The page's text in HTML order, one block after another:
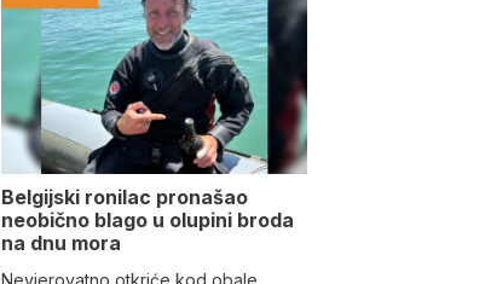
Belgijski ronilac pronašao
neobično blago u olupini broda
na dnu mora
Nevjerovatno otkriće kod obale